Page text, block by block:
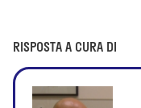
RISPOSTA A CURA DI